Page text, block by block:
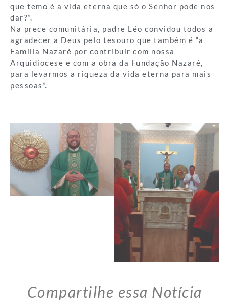
que temo é a vida eterna que só o Senhor pode nos
dar?”.
Na prece comunitária, padre Léo convidou todos a
agradecer a Deus pelo tesouro que também é “a
Família Nazaré por contribuir com nossa
Arquidiocese e com a obra da Fundação Nazaré,
para levarmos a riqueza da vida eterna para mais
pessoas”.
Compartilhe essa Notícia